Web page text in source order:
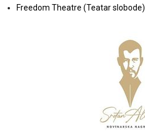
Freedom Theatre (Teatar slobode)